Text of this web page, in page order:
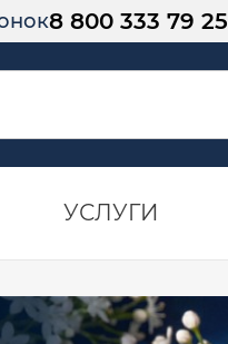
8 800 333 79 25
УСЛУГИ